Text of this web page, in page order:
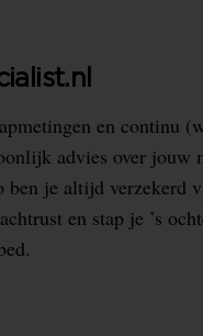
en continu
advies over jouw
ben je altijd verzekerd
en stap je ’s